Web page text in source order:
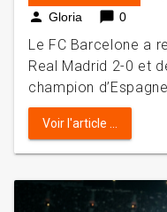
person Gloria chat_bubble 0
Le FC Barcelone a
Real Madrid 2-0 et
champion
Voir l'article ...